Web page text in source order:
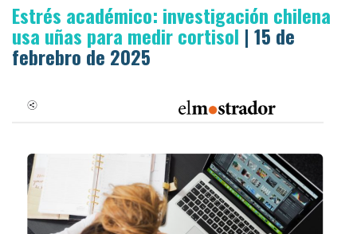
Estrés académico: investigación chilena
usa uñas para medir cortisol | 15 de
febrebro de 2025